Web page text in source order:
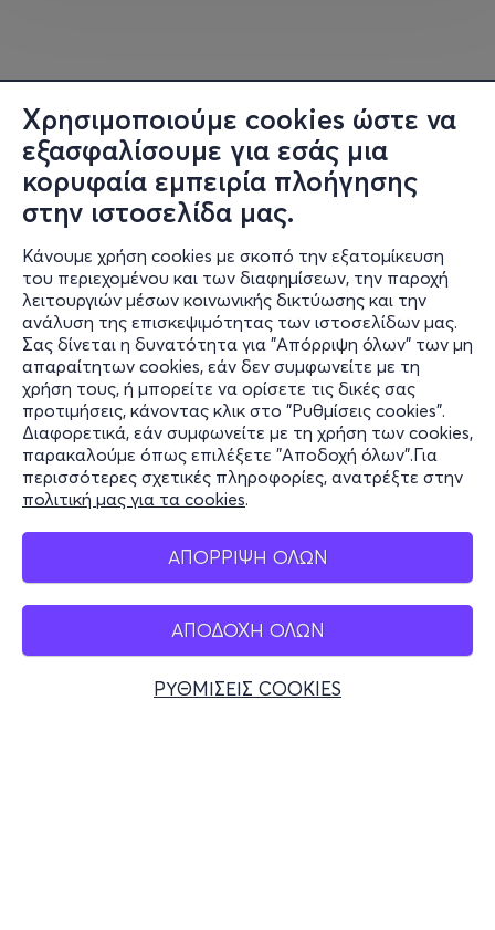
Χρησιμοποιούμε cookies ώστε να
εξασφαλίσουμε για εσάς μια
κορυφαία εμπειρία πλοήγησης
στην ιστοσελίδα μας.
Κάνουμε χρήση cookies με σκοπό την εξατομίκευση
του περιεχομένου και των διαφημίσεων, την παροχή
λειτουργιών μέσων κοινωνικής δικτύωσης και την
ανάλυση της επισκεψιμότητας των ιστοσελίδων μας.
Σας δίνεται η δυνατότητα για "Απόρριψη όλων" των μη
απαραίτητων cookies, εάν δεν συμφωνείτε με τη
χρήση τους, ή μπορείτε να ορίσετε τις δικές σας
προτιμήσεις, κάνοντας κλικ στο "Ρυθμίσεις cookies".
Διαφορετικά, εάν συμφωνείτε με τη χρήση των cookies,
παρακαλούμε όπως επιλέξετε "Αποδοχή όλων".Για
περισσότερες σχετικές πληροφορίες, ανατρέξτε στην
πολιτική μας για τα cookies.
ΑΠΟΡΡΙΨΗ ΟΛΩΝ
ΑΠΟΔΟΧΗ ΟΛΩΝ
ΡΥΘΜΙΣΕΙΣ COOKIES
Πληροφορίες
Υποστήριξη
Stay Connected
Mobile app